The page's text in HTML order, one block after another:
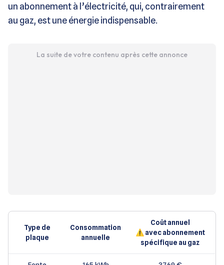
un abonnement à l’électricité, qui, contrairement
au gaz, est une énergie indispensable.
La suite de votre contenu après cette annonce
Type de
plaque
Consommation
annuelle
Coût annuel
⚠️ avec abonnement
spécifique au gaz